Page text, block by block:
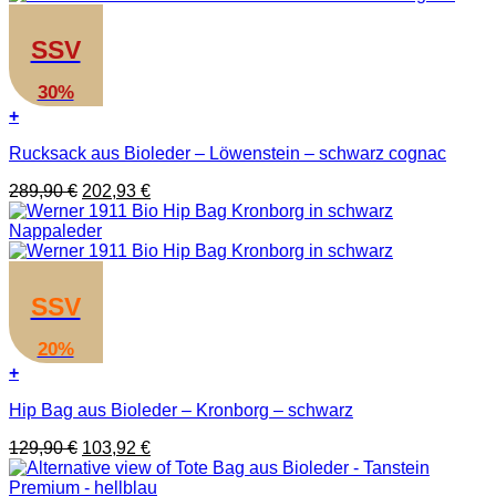
SSV
30%
+
Rucksack aus Bioleder – Löwenstein – schwarz cognac
289,90€ Ursprünglicher
Preis
war:
289,90 €
202,93 €Aktueller
Preis
202,93 €.
SSV
20%
+
Hip Bag aus Bioleder – Kronborg – schwarz
129,90€ Ursprünglicher
Preis
war:
103,92 €Aktueller
Preis
ist: